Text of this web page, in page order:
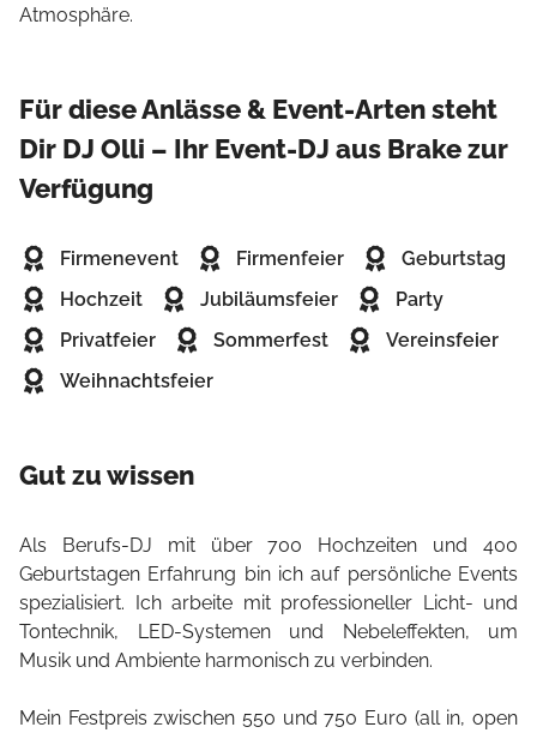
Atmosphäre.
Für diese Anlässe & Event-Arten steht
Dir DJ Olli – Ihr Event-DJ aus Brake zur
Verfügung
Firmenevent Firmenfeier
Geburtstag
Hochzeit
Jubiläumsfeier
Party
Privatfeier
Sommerfest
Vereinsfeier
Weihnachtsfeier
Gut zu wissen
Als Berufs-DJ mit über 700 Hochzeiten und 400
Geburtstagen Erfahrung bin ich auf persönliche Events
spezialisiert. Ich arbeite mit professioneller Licht- und
Tontechnik, LED-Systemen und Nebeleffekten, um
Musik und Ambiente harmonisch zu verbinden.
Mein Festpreis zwischen 550 und 750 Euro (all in, open